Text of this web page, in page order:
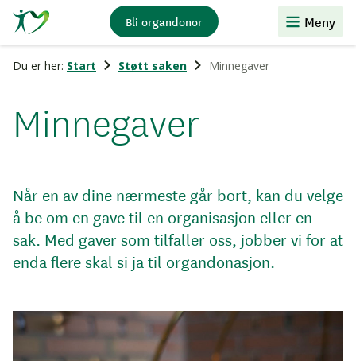
Stiftelsen
Organdonasjon
Bli organdonor Meny
Du er her: Start Støtt saken Minnegaver
Minnegaver
Når en av dine nærmeste går bort, kan du velge
å be om en gave til en organisasjon eller en
sak. Med gaver som tilfaller oss, jobber vi for at
enda flere skal si ja til organdonasjon.